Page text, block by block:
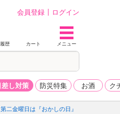
会員登録 ログイン
歴 カート メニュー
し対策 防災特集 お酒 ク
二金曜日は『おかしの日』